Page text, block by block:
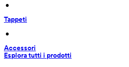
•
Tappeti
•
Accessori
Esplora tutti i prodotti